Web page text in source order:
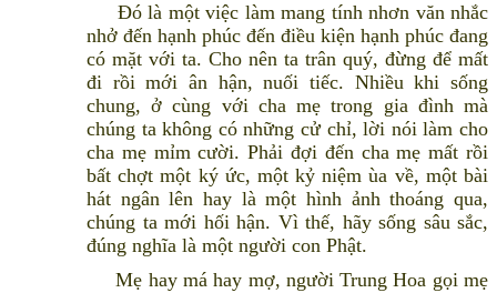
Đó là một việc làm mang tính nhơn văn nhắc
nhở đến hạnh phúc đến điều kiện hạnh phúc đang
có mặt với ta. Cho nên ta trân quý, đừng để mất
đi rồi mới ân hận, nuối tiếc. Nhiều khi sống
chung, ở cùng với cha mẹ trong gia đình mà
chúng ta không có những cử chỉ, lời nói làm cho
cha mẹ mỉm cười. Phải đợi đến cha mẹ mất rồi
bất chợt một ký ức, một kỷ niệm ùa về, một bài
hát ngân lên hay là một hình ảnh thoáng qua,
chúng ta mới hối hận. Vì thế, hãy sống sâu sắc,
đúng nghĩa là một người con Phật.
Mẹ hay má hay mợ, người Trung Hoa gọi mẹ